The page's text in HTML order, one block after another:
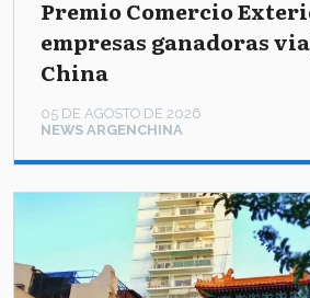
Premio Comercio
empresas ganadoras
China
NEWS ARGENCHINA
05 DE AGOSTO DE 2026